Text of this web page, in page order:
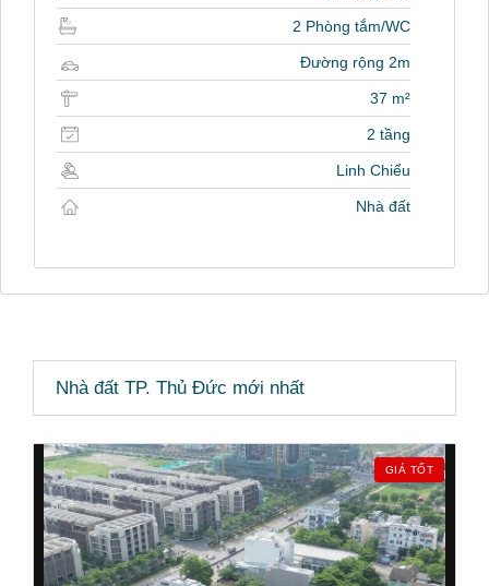
2 Phòng tắm/WC
Đường rộng 2m
37 m²
2 tầng
Linh Chiểu
Nhà đất
Nhà đất TP. Thủ Đức mới nhất
GIÁ TỐT